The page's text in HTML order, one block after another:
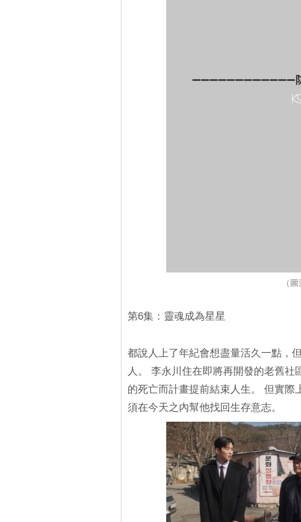
（
第6集：靈魂成為星星
都說人上了年紀會想盡量活久一點，
人。 李永川住在即將再開發的老舊
的死亡而計畫提前結束人生。 但實際
須在今天之內幫他找回生存意志。